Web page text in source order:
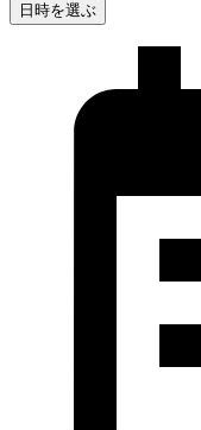
日時を選ぶ